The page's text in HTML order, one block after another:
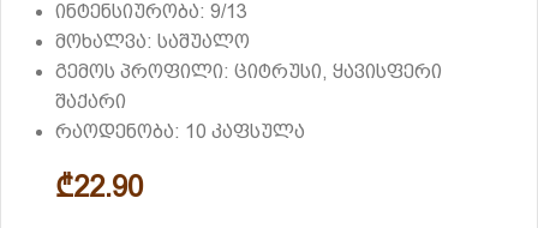
ინტენსიურობა: 9/13
მოხალვა: საშუალო
გემოს პროფილი: ციტრუსი, ყავისფერი
შაქარი
რაოდენობა: 10 კაფსულა
₾22.90